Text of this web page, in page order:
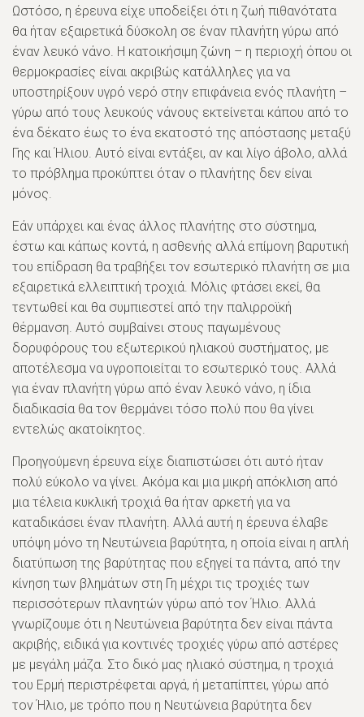
Ωστόσο, η έρευνα είχε υποδείξει ότι η ζωή πιθανότατα
θα ήταν εξαιρετικά δύσκολη σε έναν πλανήτη γύρω από
έναν λευκό νάνο. Η κατοικήσιμη ζώνη – η περιοχή όπου οι
θερμοκρασίες είναι ακριβώς κατάλληλες για να
υποστηρίξουν υγρό νερό στην επιφάνεια ενός πλανήτη –
γύρω από τους λευκούς νάνους εκτείνεται κάπου από το
ένα δέκατο έως το ένα εκατοστό της απόστασης μεταξύ
Γης και Ήλιου. Αυτό είναι εντάξει, αν και λίγο άβολο, αλλά
το πρόβλημα προκύπτει όταν ο πλανήτης δεν είναι
μόνος.
Εάν υπάρχει και ένας άλλος πλανήτης στο σύστημα,
έστω και κάπως κοντά, η ασθενής αλλά επίμονη βαρυτική
του επίδραση θα τραβήξει τον εσωτερικό πλανήτη σε μια
εξαιρετικά ελλειπτική τροχιά. Μόλις φτάσει εκεί, θα
τεντωθεί και θα συμπιεστεί από την παλιρροϊκή
θέρμανση. Αυτό συμβαίνει στους παγωμένους
δορυφόρους του εξωτερικού ηλιακού συστήματος, με
αποτέλεσμα να υγροποιείται το εσωτερικό τους. Αλλά
για έναν πλανήτη γύρω από έναν λευκό νάνο, η ίδια
διαδικασία θα τον θερμάνει τόσο πολύ που θα γίνει
εντελώς ακατοίκητος.
Προηγούμενη έρευνα είχε διαπιστώσει ότι αυτό ήταν
πολύ εύκολο να γίνει. Ακόμα και μια μικρή απόκλιση από
μια τέλεια κυκλική τροχιά θα ήταν αρκετή για να
καταδικάσει έναν πλανήτη. Αλλά αυτή η έρευνα έλαβε
υπόψη μόνο τη Νευτώνεια βαρύτητα, η οποία είναι η απλή
διατύπωση της βαρύτητας που εξηγεί τα πάντα, από την
κίνηση των βλημάτων στη Γη μέχρι τις τροχιές των
περισσότερων πλανητών γύρω από τον Ήλιο. Αλλά
γνωρίζουμε ότι η Νευτώνεια βαρύτητα δεν είναι πάντα
ακριβής, ειδικά για κοντινές τροχιές γύρω από αστέρες
με μεγάλη μάζα. Στο δικό μας ηλιακό σύστημα, η τροχιά
του Ερμή περιστρέφεται αργά, ή μεταπίπτει, γύρω από
τον Ήλιο, με τρόπο που η Νευτώνεια βαρύτητα δεν